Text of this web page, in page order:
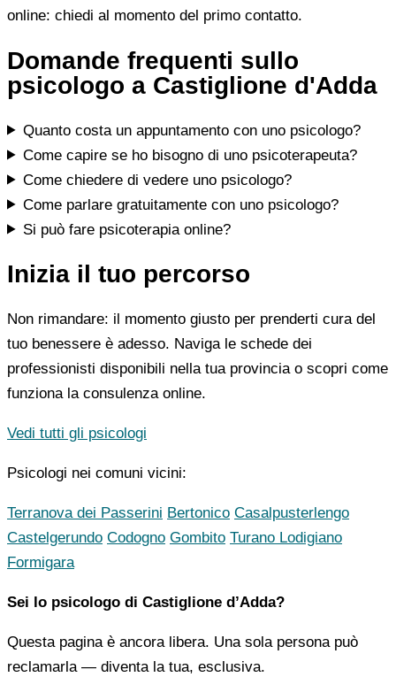
online: chiedi al momento del primo contatto.
Domande frequenti sullo
psicologo a Castiglione d'Adda
Quanto costa un appuntamento con uno psicologo?
Come capire se ho bisogno di uno psicoterapeuta?
Come chiedere di vedere uno psicologo?
Come parlare gratuitamente con uno psicologo?
Si può fare psicoterapia online?
Inizia il tuo percorso
Non rimandare: il momento giusto per prenderti cura del
tuo benessere è adesso. Naviga le schede dei
professionisti disponibili nella tua provincia o scopri come
funziona la consulenza online.
Vedi tutti gli psicologi
Psicologi nei comuni vicini:
Terranova dei Passerini Bertonico Casalpusterlengo
Castelgerundo Codogno Gombito Turano Lodigiano
Formigara
Sei lo psicologo di Castiglione d’Adda?
Questa pagina è ancora libera. Una sola persona può
reclamarla — diventa la tua, esclusiva.